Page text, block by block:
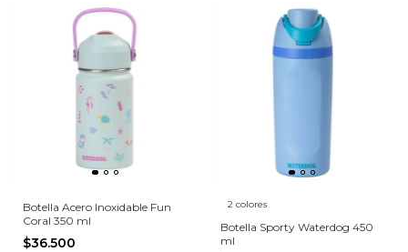
Botella Acero Inoxidable Fun
Coral 350 ml
$36.500
2 colores
Botella Sporty Waterdog 450
ml